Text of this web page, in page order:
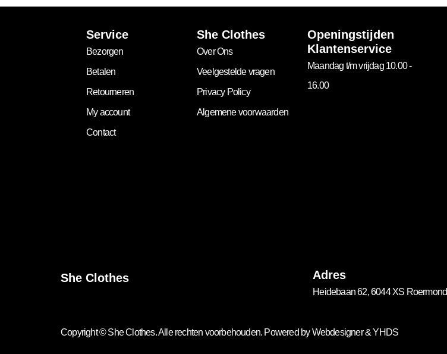
Service
Bezorgen
Betalen
Retourneren
My account
Contact
She Clothes
Over Ons
Veelgestelde vragen
Privacy Policy
Algemene voorwaarden
Openingstijden
Klantenservice
Maandag t/m vrijdag 10.00 -
16.00
She Clothes Adres
Heidebaan 62, 6044 XS Roermond
Copyright ©She Clothes. Alle rechten voorbehouden. Powered byWebdesigner&YHDS